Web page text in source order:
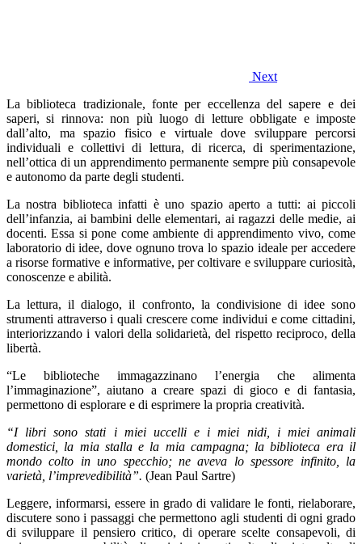
Next
La biblioteca tradizionale, fonte per eccellenza del sapere e dei
saperi, si rinnova: non più luogo di letture obbligate e imposte
dall’alto, ma spazio fisico e virtuale dove sviluppare percorsi
individuali e collettivi di lettura, di ricerca, di sperimentazione,
nell’ottica di un apprendimento permanente sempre più consapevole
e autonomo da parte degli studenti.
La nostra biblioteca infatti è uno spazio aperto a tutti: ai piccoli
dell’infanzia, ai bambini delle elementari, ai ragazzi delle medie, ai
docenti. Essa si pone come ambiente di apprendimento vivo, come
laboratorio di idee, dove ognuno trova lo spazio ideale per accedere
a risorse formative e informative, per coltivare e sviluppare curiosità,
conoscenze e abilità.
La lettura, il dialogo, il confronto, la condivisione di idee sono
strumenti attraverso i quali crescere come individui e come cittadini,
interiorizzando i valori della solidarietà, del rispetto reciproco, della
libertà.
“Le biblioteche immagazzinano l’energia che alimenta
l’immaginazione”,aiutano a creare spazi di gioco e di fantasia,
permettono di esplorare e di esprimere la propria creatività.
“I libri sono stati i miei uccelli e i miei nidi, i miei animali
domestici, la mia stalla e la mia campagna; la biblioteca era il
mondo colto in uno specchio; ne aveva lo spessore infinito, la
varietà, l’imprevedibilità”. (Jean Paul Sartre)
Leggere, informarsi, essere in grado di validare le fonti, rielaborare,
discutere sono i passaggi che permettono agli studenti di ogni grado
di sviluppare il pensiero critico, di operare scelte consapevoli, di